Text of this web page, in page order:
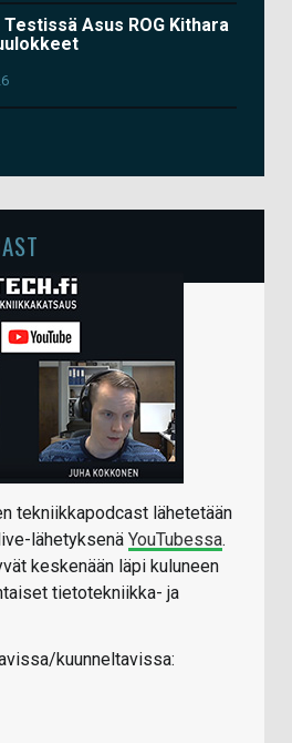
Testissä Asus ROG Kithara
tekniikkapodcast lähetetään
lähetyksenä YouTubessa.
keskenään läpi kuluneen
tietotekniikka- ja
kuunneltavissa: